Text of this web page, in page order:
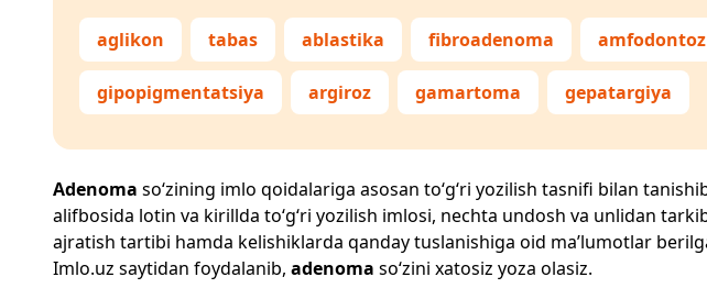
aglikon tabas ablastika fibroadenoma amfodontoz
gipopigmentatsiya argiroz gamartoma gepatargiya
Adenoma so‘zining imlo qoidalariga asosan to‘g‘ri yozilish tasnifi bilan
alifbosida lotin va kirillda to‘g‘ri yozilish imlosi, nechta undosh va unlidan
ajratish tartibi hamda kelishiklarda qanday tuslanishiga oid ma’lumotlar
Imlo.uz saytidan foydalanib, adenoma so‘zini xatosiz yoza olasiz.